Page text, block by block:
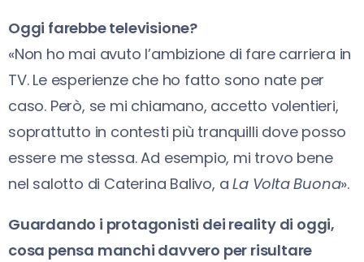
Oggi farebbe televisione?
«Non ho mai avuto l’ambizione di fare carriera in
TV. Le esperienze che ho fatto sono nate per
caso. Però, se mi chiamano, accetto volentieri,
soprattutto in contesti più tranquilli dove posso
essere me stessa. Ad esempio, mi trovo bene
nel salotto di Caterina Balivo, aLa Volta Buona».
Guardando i protagonisti dei reality di oggi,
cosa pensa manchi davvero per risultare